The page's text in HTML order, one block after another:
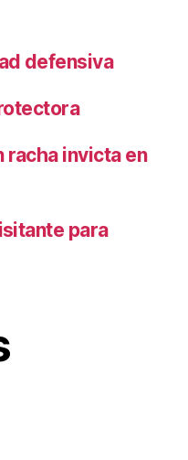
defensiva
racha invicta en
para